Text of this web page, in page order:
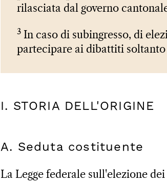
rilasciata dal governo
3 In caso di subingresso, di
partecipare ai dibattiti soltanto
I. STORIA DELL'ORIGINE
A. Seduta costituente
La Legge federale sull'elezione